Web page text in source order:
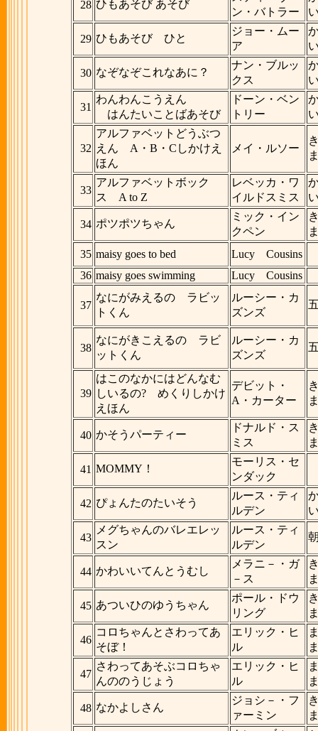
28 ひもあそび あそび
ン・バトラー
29 ひもあそび ひと
ジョー・ムー
ア
30 なぞなぞこれなあに？
ナン・ブルッ
クス
31
わんわんこうえん
はんたいことばあそび
ドーン・ベン
トリー
32
アルファベットどうぶつ
えん A・B・Cしかけえ
ほん
メイ・ルソー
33
アルファベットボック
ス A to Z
レベッカ・ワ
イルドスミス
34 ポツポツちゃん
ミック・イン
クペン
35 maisy goes to bed
Lucy Cousins
36 maisy goes swimming Lucy Cousins
37
なにがみえるの ラビッ
トくん
ルーシー・カ
ズンズ
38
なにがきこえるの ラビ
ットくん
ルーシー・カ
ズンズ
39
はこのなかにはどんなむ
しいるの? めくりしかけ
えほん
デビット・
A・カーター
40 かそうパーティー
ドナルド・ス
ミス
41 MOMMY！
モーリス・セ
ンダック
42 ぴょんたのたいそう
ルース・ティ
ルデン
43
メグちゃんのバレエレッ
スン
ルース・ティ
ルデン
44 かわいいてんとうむし
メラニ－・ガ
－ス
45 あついひのゆうちゃん
ポール・ドウ
リング
46
コロちゃんとさわってあ
そぼ！
エリック・ヒ
ル
47
さわってあそぶコロちゃ
んののうじょう
エリック・ヒ
ル
48 なかよしさん
ジョシ－・フ
ァーミン